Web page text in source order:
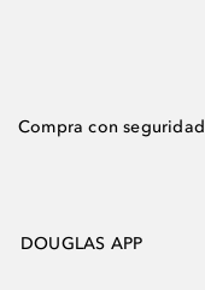
Compra con seguridad
DOUGLAS APP